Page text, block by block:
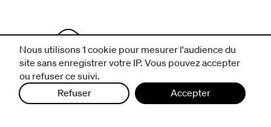
Nous utilisons 1 cookie pour mesurer l'audience du
site sans enregistrer votre IP. Vous pouvez accepter
ou refuser ce suivi.
Refuser
Accepter